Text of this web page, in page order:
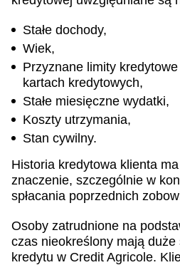
Stałe dochody,
Wiek,
Przyznane limity
kartach kredytowych,
Stałe miesięczne wydatki,
Koszty utrzymania,
Stan cywilny.
Historia kredytowa klienta
znaczenie, szczególnie w
spłacania poprzednich
Osoby zatrudnione na
czas nieokreślony mają
kredytu w Credit Agricole.